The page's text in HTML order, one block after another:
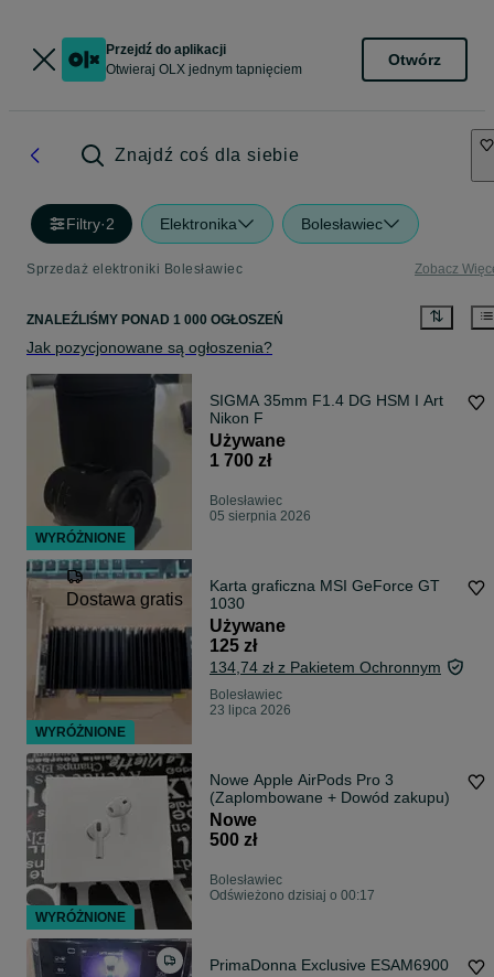
Przejdź do aplikacji
Otwieraj OLX jednym tapnięciem
Otwórz
Znajdź coś dla siebie
Filtry·2 Elektronika Bolesławiec
Sprzedaż elektroniki Bolesławiec Zobacz
ZNALEŹLIŚMY PONAD 1 000 OGŁOSZEŃ
Jak pozycjonowane są ogłoszenia?
SIGMA 35mm F1.4 DG HSM I Art
Nikon F
Używane
1 700 zł
Bolesławiec
05 sierpnia 2026
Dostawa gratis
Karta graficzna MSI GeForce GT
1030
Używane
125 zł
134,74 zł z Pakietem Ochronnym
Bolesławiec
23 lipca 2026
Nowe Apple AirPods Pro 3
(Zaplombowane + Dowód zakupu)
Nowe
500 zł
Bolesławiec
Odświeżono dzisiaj o 00:17
PrimaDonna Exclusive ESAM6900
WYRÓŻNIONE
WYRÓŻNIONE
WYRÓŻNIONE